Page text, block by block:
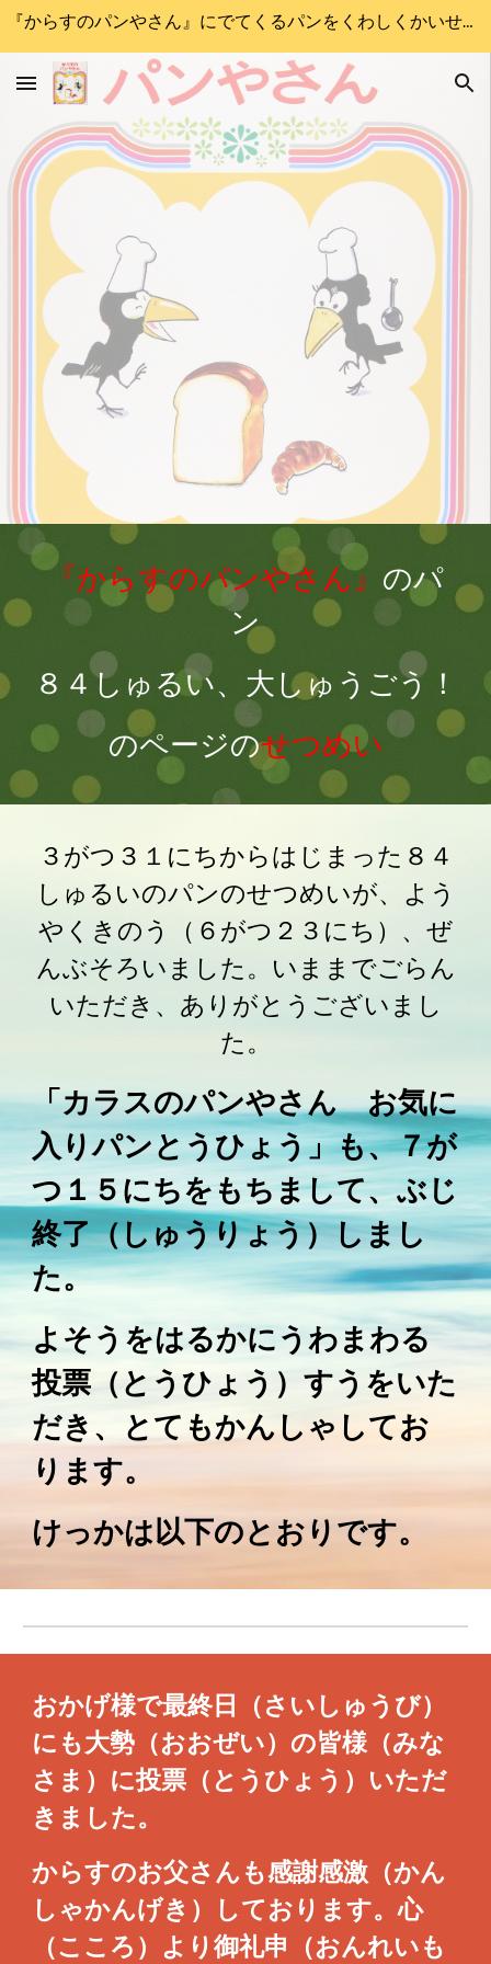
『からすのパンやさん』にでてくるパンをくわしくかいせつします
『からすのパンやさん』 のパ
ン
８４しゅるい、大しゅうごう！
のページのせつめい
３がつ３１にちからはじまった８４
しゅるいのパンのせつめいが、よう
やくきのう（６がつ２３にち）、ぜ
んぶそろいました。いままでごらん
いただき、ありがとうございまし
た。
「カラスのパンやさん お気に
入りパンとうひょう」も、７が
つ１５にちをもちまして、ぶじ
終了（しゅうりょう）しまし
た。
よそうをはるかにうわまわる
投票（とうひょう）すうをいた
だき、とてもかんしゃしてお
ります。
けっかは以下のとおりです。
おかげ様で最終日（さいしゅうび）
にも大勢（おおぜい）の皆様（みな
さま）に投票（とうひょう）いただ
きました。
からすのお父さんも感謝感激（かん
しゃかんげき）しております。心
（こころ）より御礼申（おんれいも